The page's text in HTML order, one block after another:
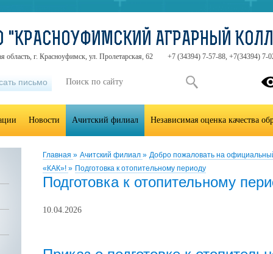
Главная » Ачитский филиал » Добро пожаловать на
«КАК»! » Подготовка к отопительному периоду
Подготовка к отопительному
10.04.2026
"КРАСНОУФИМСКИЙ АГРАРНЫЙ
область, г. Красноуфимск, ул. Пролетарская, 62 +7 (34394) 7-57-88, +7(34394) 7-
письмо
Новости Ачитский филиал Независимая оценка качества